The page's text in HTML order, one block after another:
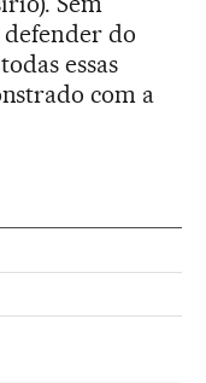
do
essas
com a